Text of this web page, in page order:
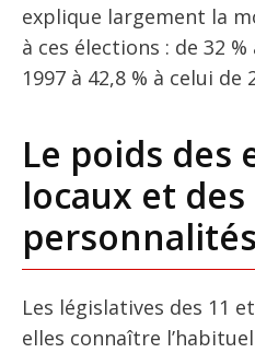
explique largement la
à ces élections : de 32
1997 à 42,8 % à celui de
Le poids des
locaux et des
personnalités
Les législatives des 11
elles connaître